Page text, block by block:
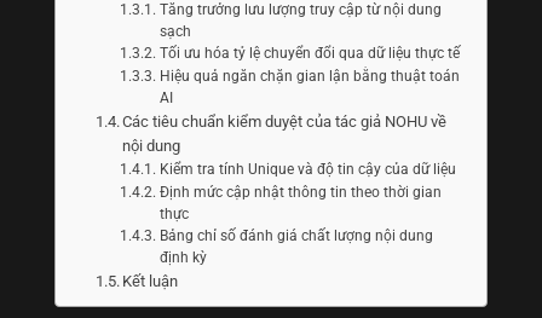
Tăng trưởng lưu lượng truy cập từ nội dung
sạch
Tối ưu hóa tỷ lệ chuyển đổi qua dữ liệu thực tế
Hiệu quả ngăn chặn gian lận bằng thuật toán
AI
Các tiêu chuẩn kiểm duyệt của tác giả NOHU về
nội dung
Kiểm tra tính Unique và độ tin cậy của dữ liệu
Định mức cập nhật thông tin theo thời gian
thực
Bảng chỉ số đánh giá chất lượng nội dung
định kỳ
Kết luận